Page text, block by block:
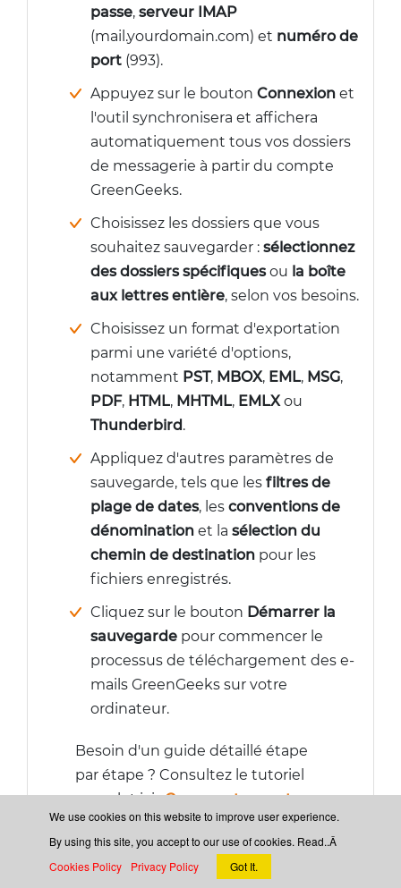
passe, serveur IMAP
(mail.yourdomain.com) et numéro de
port (993).
Appuyez sur le bouton Connexion et
l'outil synchronisera et affichera
automatiquement tous vos dossiers
de messagerie à partir du compte
GreenGeeks.
Choisissez les dossiers que vous
souhaitez sauvegarder : sélectionnez
des dossiers spécifiquesou la boîte
aux lettres entière, selon vos besoins.
Choisissez un format d'exportation
parmi une variété d'options,
notamment PST, MBOX, EML, MSG,
PDF, HTML, MHTML, EMLXou
Thunderbird.
Appliquez d'autres paramètres de
sauvegarde, tels que les filtres de
plage de dates, les conventions de
dénomination et la sélection du
chemin de destination pour les
fichiers enregistrés.
Cliquez sur le bouton Démarrer la
sauvegarde pour commencer le
processus de téléchargement des e-
mails GreenGeeks sur votre
ordinateur.
Besoin d'un guide détaillé étape
par étape ? Consultez le tutoriel
complet ici :Comment exporter
des e-mails GreenGeeks vers un
ordinateur ?
We use cookies on this website to improve user experience.
By using this site, you accept to our use of cookies. Read..Â
Cookies Policy
Privacy Policy Got It.